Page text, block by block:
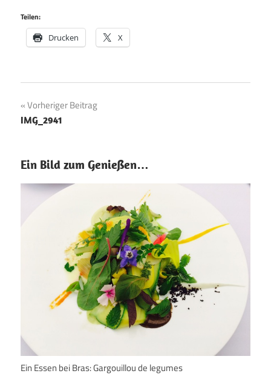
Teilen:
Drucken X
Beitragsnavigation
Vorheriger Beitrag
IMG_2941
Ein Bild zum Genießen…
Ein Essen bei Bras: Gargouillou de legumes